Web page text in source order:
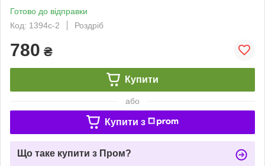
Готово до відправки
Код: 1394с-2
Роздріб
780 ₴
Купити
або
Купити з
Що таке купити з Пром?